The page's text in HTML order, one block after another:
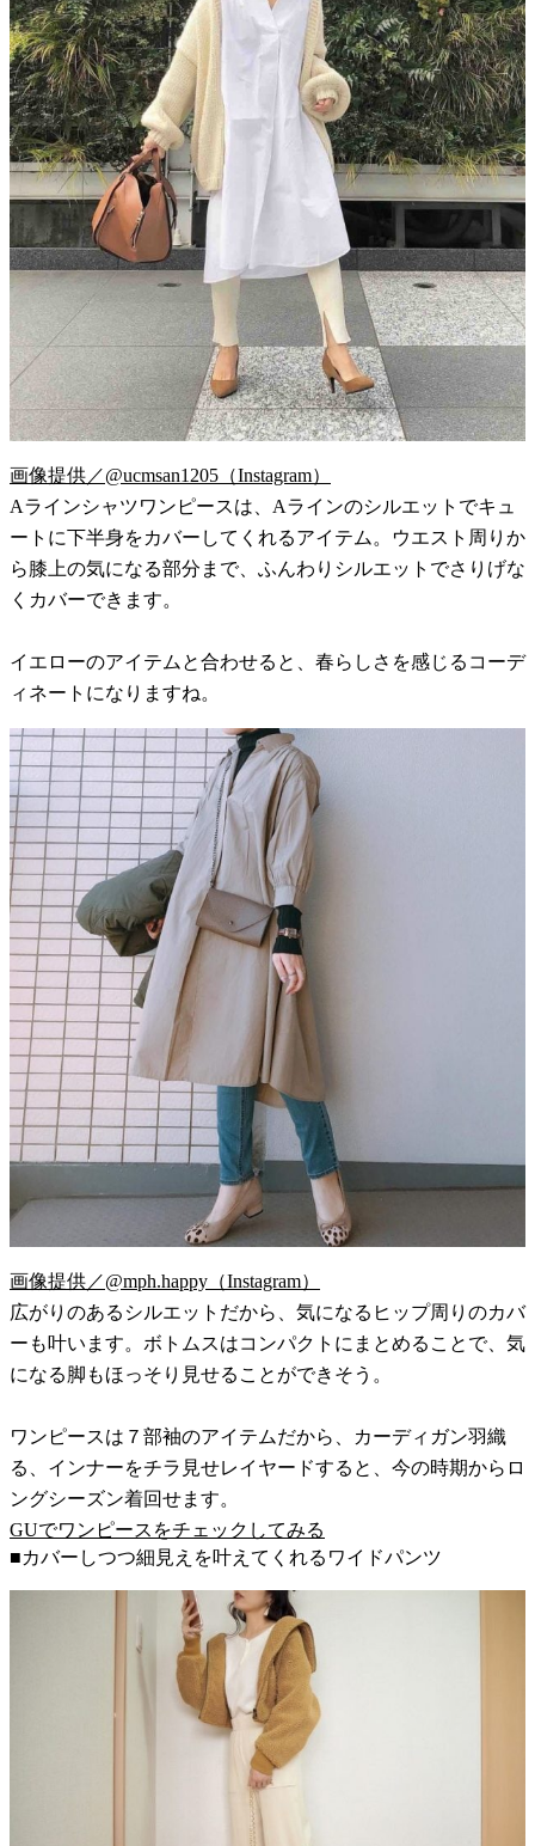
画像提供／@ucmsan1205（Instagram）
Aラインシャツワンピースは、Aラインのシルエットでキュ
ートに下半身をカバーしてくれるアイテム。ウエスト周りか
ら膝上の気になる部分まで、ふんわりシルエットでさりげな
くカバーできます。
イエローのアイテムと合わせると、春らしさを感じるコーデ
ィネートになりますね。
画像提供／@mph.happy（Instagram）
広がりのあるシルエットだから、気になるヒップ周りのカバ
ーも叶います。ボトムスはコンパクトにまとめることで、気
になる脚もほっそり見せることができそう。
ワンピースは７部袖のアイテムだから、カーディガン羽織
る、インナーをチラ見せレイヤードすると、今の時期からロ
ングシーズン着回せます。
GUでワンピースをチェックしてみる
■カバーしつつ細見えを叶えてくれるワイドパンツ